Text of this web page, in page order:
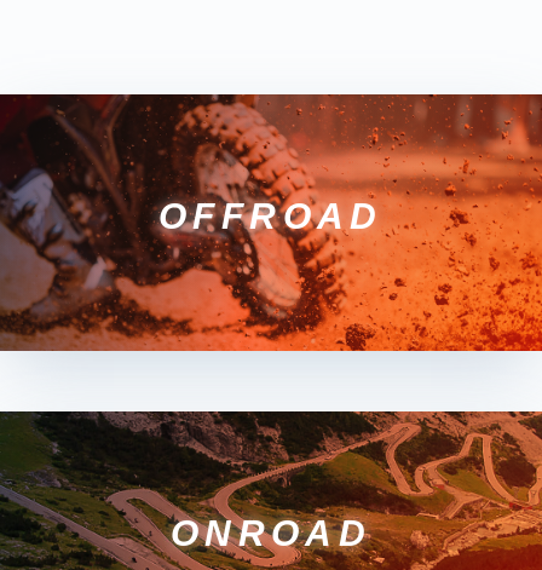
OFFROAD
ONROAD